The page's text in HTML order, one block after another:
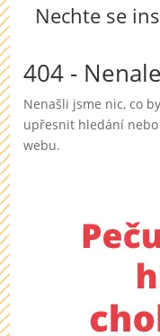
Nechte se
404 -
Nenašli jsme nic, co
upřesnit hledání
webu.